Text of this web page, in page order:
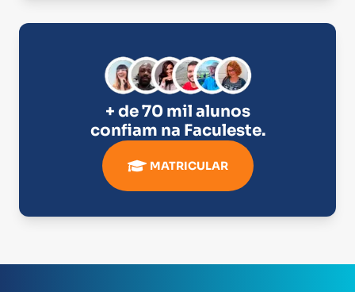
+ de 70 mil alunos
confiam na Faculeste.
MATRICULAR